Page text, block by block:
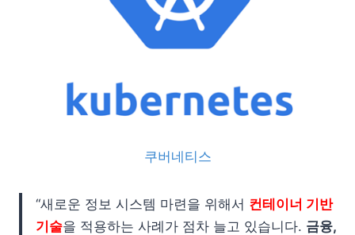
쿠버네티스
“새로운 정보 시스템 마련을 위해서 컨테이너 기반
기술을 적용하는 사례가 점차 늘고 있습니다. 금융,